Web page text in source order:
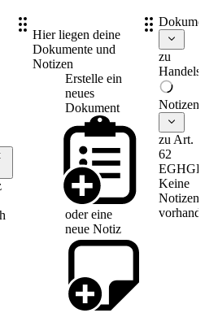
Hier liegen deine
Dokumente und
Notizen
Erstelle ein
neues
Dokument
oder eine
neue Notiz
zu
Notizen
zu Art.
62
EGHGB
Keine
Notizen